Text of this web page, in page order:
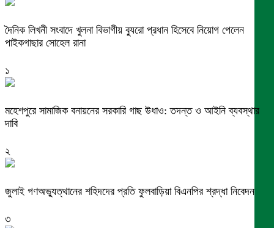
দৈনিক লিখনী সংবাদে খুলনা বিভাগীয় ব্যুরো প্রধান হিসেবে নিয়োগ পেলেন
পাইকগাছার সোহেল রানা
১
মহেশপুরে সামাজিক বনায়নের সরকারি গাছ উধাও: তদন্ত ও আইনি ব্যবস্থার
দাবি
২
জুলাই গণঅভ্যুত্থানের শহিদদের প্রতি ফুলবাড়িয়া বিএনপির শ্রদ্ধা নিবেদন
৩